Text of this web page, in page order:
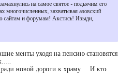
на самое святое - подьячим его
многочисленных, захватывая азовский
сайтам и форумам! Акстись! Изыди,
менты уходя на пенсию становятся
новой дороги к храму.... И кто